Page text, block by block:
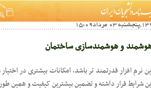
و هوشمندسازی ساختمان
نرم افزار قدرتمند تر باشد، امکانات بیشتری در
شرایط قرار داشته و تضمین بیشترین کیفیت و همین